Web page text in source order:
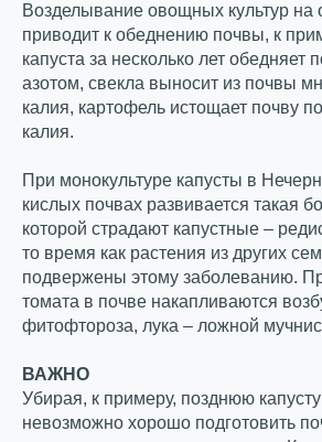
Возделывание овощных культур на
приводит к обеднению почвы, к
капуста за несколько лет обедняет
азотом, свекла выносит из почвы
калия, картофель истощает почву
калия.
При монокультуре капусты в
кислых почвах развивается такая
которой страдают капустные –
то время как растения из других
подвержены этому заболеванию.
томата в почве накапливаются
фитофтороза, лука – ложной
ВАЖНО
Убирая, к примеру, позднюю
невозможно хорошо подготовить